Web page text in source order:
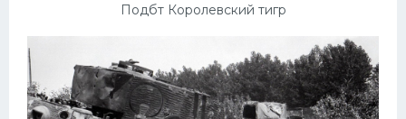
Подбт Королевский тигр